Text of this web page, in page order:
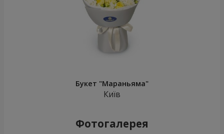
Букет "Мараньяма"
Київ
Фотогалерея